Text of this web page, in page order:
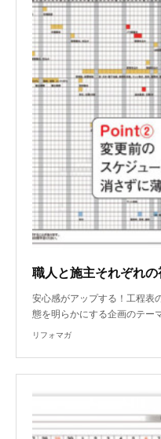
職人と施主それぞれ
安心感がアップする！工程表
態を明らかにする企画のテ
リフォマガ